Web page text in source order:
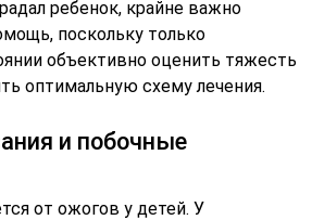
ребенок, крайне важно
поскольку только
объективно оценить тяжесть
оптимальную схему лечения.
и побочные
от ожогов у детей. У